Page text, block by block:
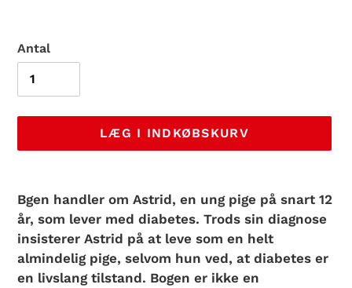
Antal
LÆG I INDKØBSKURV
produkt
i
din
indkøbskurv
Bgen handler om Astrid, en ung pige på snart 12
år, som lever med diabetes. Trods sin diagnose
insisterer Astrid på at leve som en helt
almindelig pige, selvom hun ved, at diabetes er
en livslang tilstand. Bogen er ikke en